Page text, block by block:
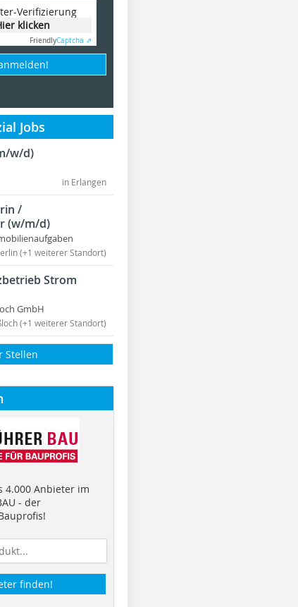
Verifizierung
klicken
FriendlyCaptcha ⇗
Jobs
w/d)
in Erlangen
/
(w/m/d)
(+1 weiterer Standort)
Strom
GmbH
(+1 weiterer Standort)
Stellen
4.000 Anbieter im
- der
finden!